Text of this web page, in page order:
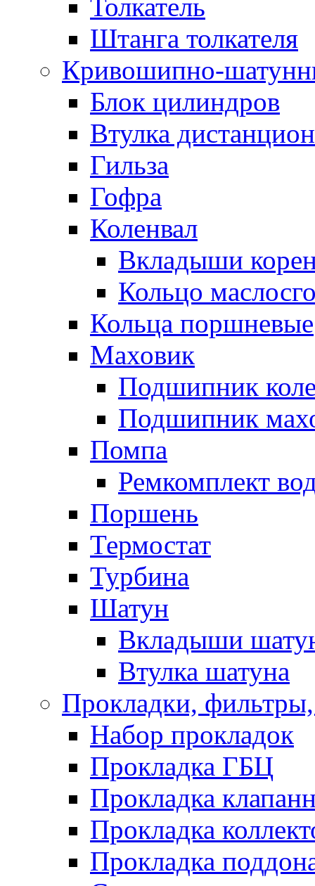
Толкатель
Штанга толкателя
Кривошипно-
Блок цилиндров
Втулка
Гильза
Гофра
Коленвал
Вкладыши
Кольцо
Кольца поршневые
Маховик
Подшипник
Подшипник
Помпа
Ремкомплект
Поршень
Термостат
Турбина
Шатун
Вкладыши
Втулка шатуна
Прокладки,
Набор прокладок
Прокладка ГБЦ
Прокладка
Прокладка
Прокладка